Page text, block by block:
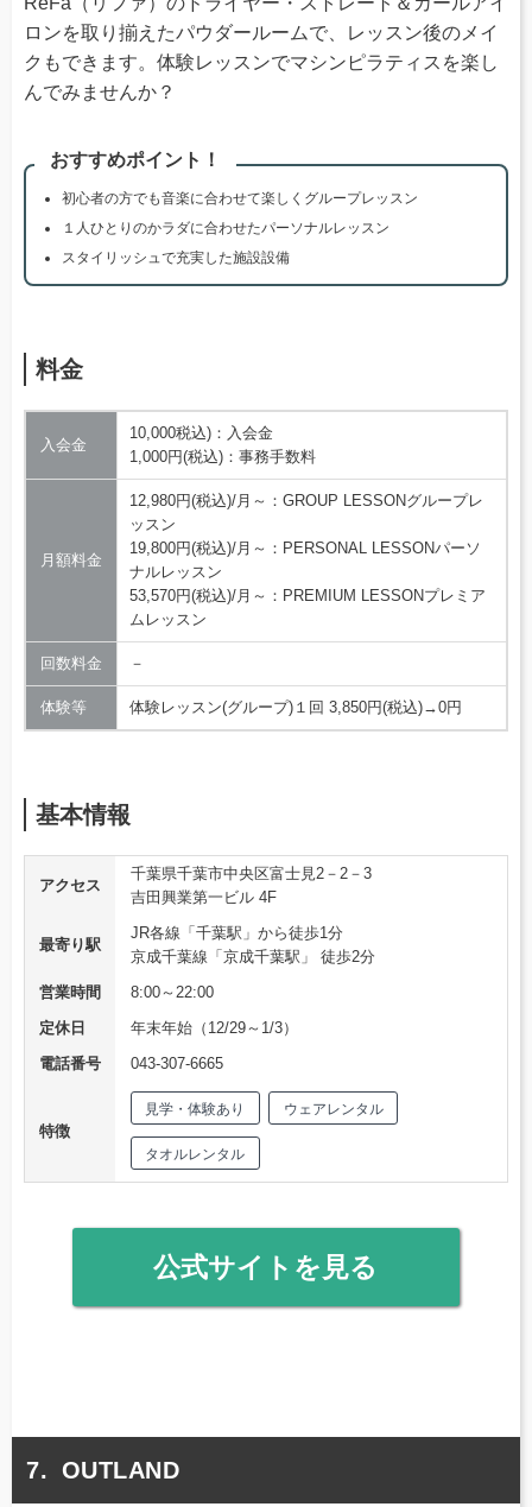
ロンを取り揃えたパウダールームで、レッスン後のメイ
クもできます。体験レッスンでマシンピラティスを楽し
んでみませんか？
おすすめポイント！
初心者の方でも音楽に合わせて楽しくグループレッスン
１人ひとりのかラダに合わせたパーソナルレッスン
スタイリッシュで充実した施設設備
料金
入会金
10,000税込)：入会金
1,000円(税込)：事務手数料
月額料金
12,980円(税込)/月～：GROUP LESSONグループレ
ッスン
19,800円(税込)/月～：PERSONAL LESSONパーソ
ナルレッスン
53,570円(税込)/月～：PREMIUM LESSONプレミア
ムレッスン
回数料金 －
体験等 体験レッスン(グループ)１回 3,850円(税込)→0円
基本情報
アクセス
千葉県千葉市中央区富士見2－2－3
吉田興業第一ビル 4F
最寄り駅
JR各線「千葉駅」から徒歩1分
京成千葉線「京成千葉駅」 徒歩2分
営業時間
8:00～22:00
定休日
年末年始（12/29～1/3）
電話番号
043-307-6665
特徴
見学・体験あり ウェアレンタル
タオルレンタル
公式サイトを見る
OUTLAND